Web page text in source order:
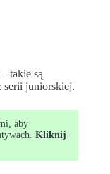
takie są
juniorskiej.
aby
Kliknij